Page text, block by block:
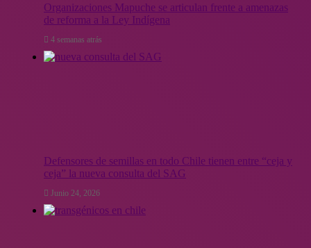
Organizaciones Mapuche se articulan frente a amenazas
de reforma a la Ley Indígena
4 semanas atrás
Defensores de semillas en todo Chile tienen entre “ceja y
ceja” la nueva consulta del SAG
Junio 24, 2026